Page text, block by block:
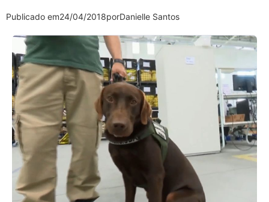
Publicado em24/04/2018porDanielle Santos